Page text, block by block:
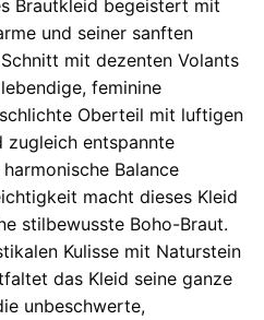
Brautkleid begeistert mit
und seiner sanften
mit dezenten Volants
feminine
Oberteil mit luftigen
zugleich entspannte
Balance
macht dieses Kleid
stilbewusste Boho-Braut.
Kulisse mit Naturstein
das Kleid seine ganze
unbeschwerte,